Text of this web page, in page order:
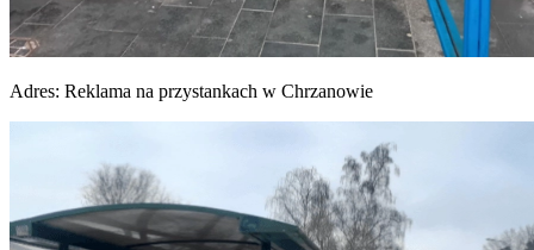
Adres: Reklama na przystankach w Chrzanowie